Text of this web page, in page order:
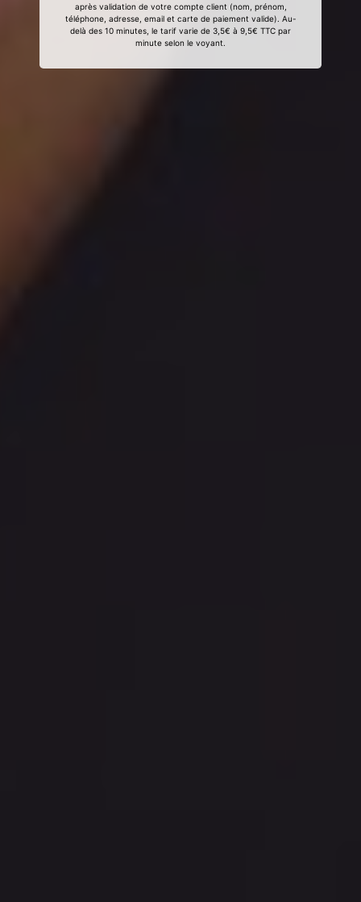
après validation de votre compte client (nom, prénom,
téléphone, adresse, email et carte de paiement valide). Au-
delà des 10 minutes, le tarif varie de 3,5€ à 9,5€ TTC par
minute selon le voyant.